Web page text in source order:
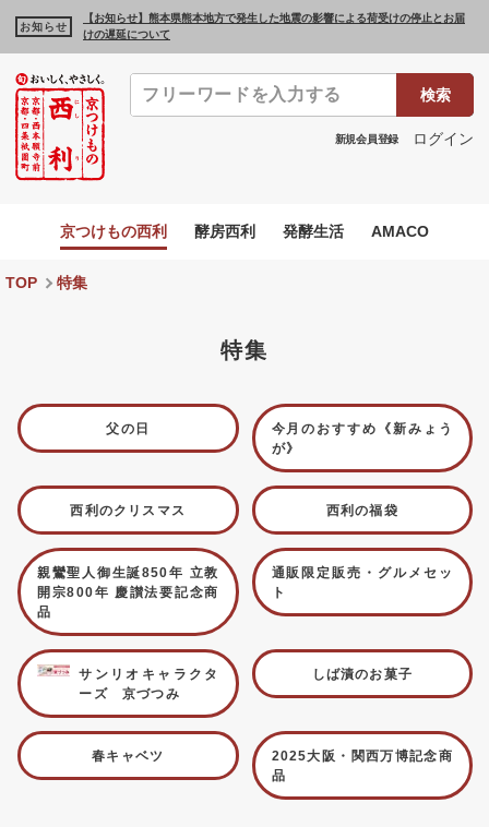
お知らせ
【お知らせ】熊本県熊本地方で発生した地震の影響による荷受けの停止とお届
けの遅延について
検索
新規会員登録 ログイン
京つけもの西利 酵房西利 発酵生活 AMACO
TOP 特集
特集
父の日
今月のおすすめ《新みょう
が》
西利のクリスマス 西利の福袋
親鸞聖人御生誕850年 立教
開宗800年 慶讃法要記念商
品
通販限定販売・グルメセッ
ト
サンリオキャラクタ
ーズ 京づつみ
しば漬のお菓子
春キャベツ
2025大阪・関西万博記念商
品